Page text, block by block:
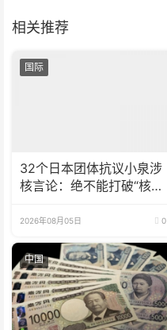
相关推荐
国际
32个日本团体抗议小泉涉
核言论：绝不能打破“核武
2026年08月05日 0
中国